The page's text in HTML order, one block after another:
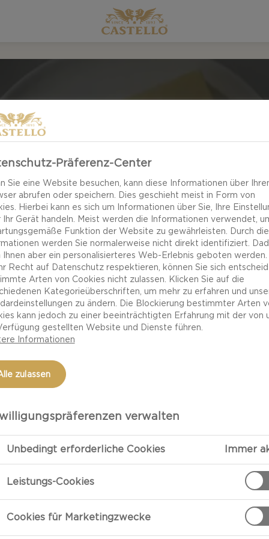
WELTWEIT BEKANNT – CHEDDAR VERLEIHT
ALLTAGSGERICHTEN EINEN
FÜR
MAHLZEITEN
Welt und überzeugt in der Küche durch
und vielseitiger Verwendbarkeit. Er
Präferenz-Center
Sie eine Website besuchen, kann diese Informationen über
abrufen oder speichern. Dies geschieht meist in Form von
Hierbei kann es sich um Informationen über Sie, Ihre
Ihr Gerät handeln. Meist werden die Informationen verwendet,
Funktion der Website zu gewährleisten. Durch
werden Sie normalerweise nicht direkt identifiziert.
Ihnen aber ein personalisierteres Web-Erlebnis geboten werden.
Recht auf Datenschutz respektieren, können Sie sich
Arten von Cookies nicht zulassen. Klicken Sie auf die
Kategorieüberschriften, um mehr zu erfahren und
zu ändern. Die Blockierung bestimmter Arten
kann jedoch zu einer beeinträchtigten Erfahrung mit der von
gestellten Website und Dienste führen.
Informationen
zulassen
verwalten
Unbedingt erforderliche Cookies Immer
Leistungs-Cookies
Cookies für Marketingzwecke